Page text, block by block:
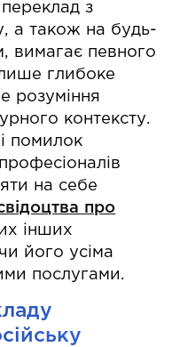
з
а також на будь-
вимагає певного
глибоке
розуміння
контексту.
помилок
на себе
про
інших
його усіма
послугами.